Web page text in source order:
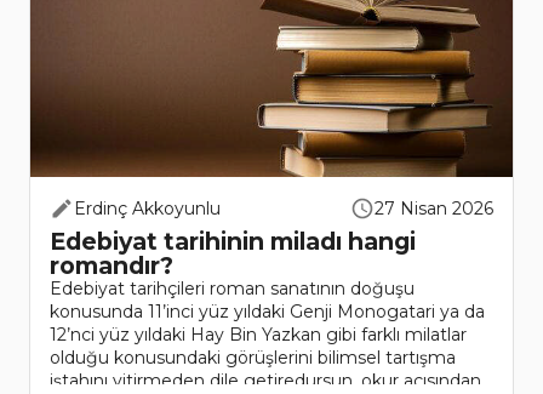
Erdinç Akkoyunlu 27 Nisan 2026
Edebiyat tarihinin miladı hangi
romandır?
Edebiyat tarihçileri roman sanatının doğuşu
konusunda 11’inci yüz yıldaki Genji Monogatari ya da
12’nci yüz yıldaki Hay Bin Yazkan gibi farklı milatlar
olduğu konusundaki görüşlerini bilimsel tartışma
iştahını yitirmeden dile getiredursun, okur açısından